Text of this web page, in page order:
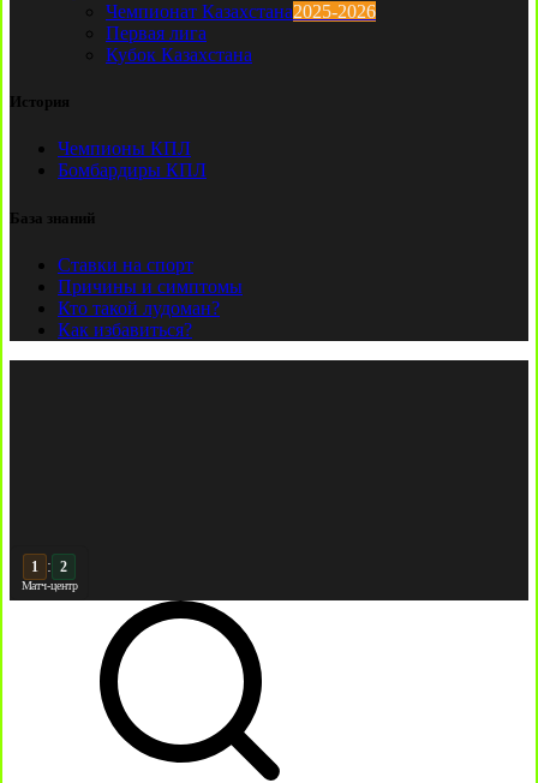
Чемпионат Казахстана2025-2026
Первая лига
Кубок Казахстана
История
Чемпионы КПЛ
Бомбардиры КПЛ
База знаний
Ставки на спорт
Причины и симптомы
Кто такой лудоман?
Как избавиться?
2 : 2
Матч-центр